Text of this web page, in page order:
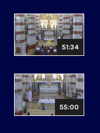
51:34
55:00